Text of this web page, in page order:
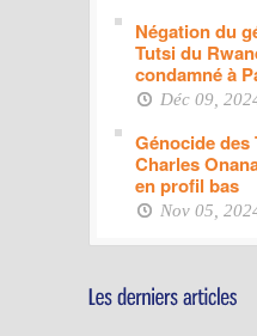
Négation du
Tutsi du
condamné à
Déc 09,
Génocide des
Charles
en profil bas
Nov 05,